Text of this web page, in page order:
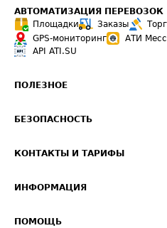
АВТОМАТИЗАЦИЯ ПЕРЕВОЗОК
Площадки
Заказы
GPS-мониторинг
АТИ
API ATI.SU
ПОЛЕЗНОЕ
Звезды ATI.SU на вашем сайте
Средние ставки
БЕЗОПАСНОСТЬ
Светофор+
О формировании Паспорта
КОНТАКТЫ И ТАРИФЫ
Реклама на сайте
ИНФОРМАЦИЯ
ПОМОЩЬ